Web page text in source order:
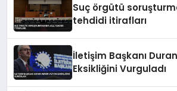
Suç örgütü
tehdidi itirafları
İletişim Başkanı
Eksikliğini Vurguladı